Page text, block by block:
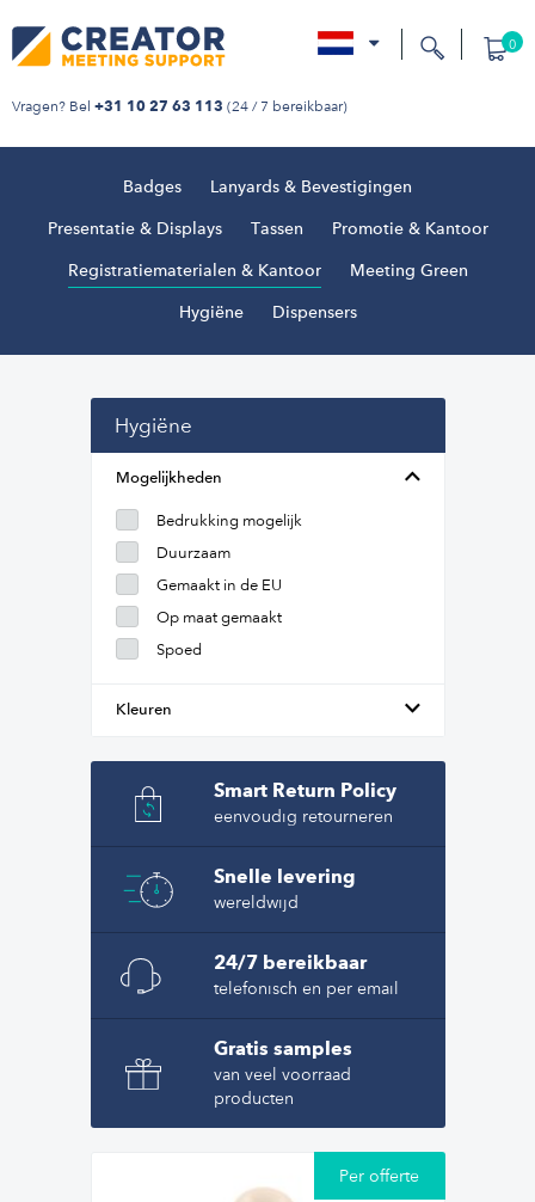
Vragen? Bel +31 10 27 63 113 (24 / 7 bereikbaar)
0
Badges Lanyards & Bevestigingen
Presentatie & Displays Tassen Promotie & Kantoor
Registratiematerialen & Kantoor Meeting Green
Hygiëne Dispensers
Hygiëne
Mogelijkheden
Bedrukking mogelijk
Duurzaam
Gemaakt in de EU
Op maat gemaakt
Spoed
Kleuren
Smart Return Policy
eenvoudig retourneren
Snelle levering
wereldwijd
24/7 bereikbaar
telefonisch en per email
Gratis samples
van veel voorraad
producten
Per offerte